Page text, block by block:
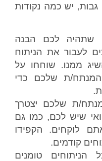
גבות, יש כמה נקודות
שתהיה לכם הבנה
לעבור את הניתוח
ממנו. שוחחו על
ת שלכם כדי
ת שלכם יצטרך
שיש לכם, כמו גם
לוקחים. הקפידו
קודמים.
הניתוחים טומנים